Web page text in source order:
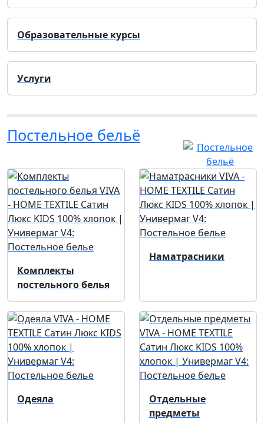
Образовательные курсы
Услуги
Постельное бельё
Комплекты
постельного белья
Наматрасники
Одеяла
Отдельные
предметы